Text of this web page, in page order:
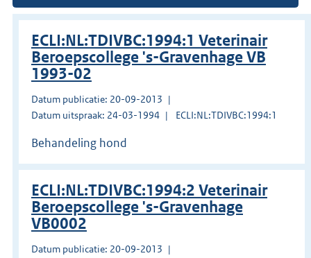
ECLI:NL:TDIVBC:1994:1 Veterinair
Beroepscollege 's-Gravenhage VB
1993-02
Datum publicatie: 20-09-2013
Datum uitspraak: 24-03-1994
ECLI:NL:TDIVBC:1994:1
Behandeling hond
ECLI:NL:TDIVBC:1994:2 Veterinair
Beroepscollege 's-Gravenhage
VB0002
Datum publicatie: 20-09-2013